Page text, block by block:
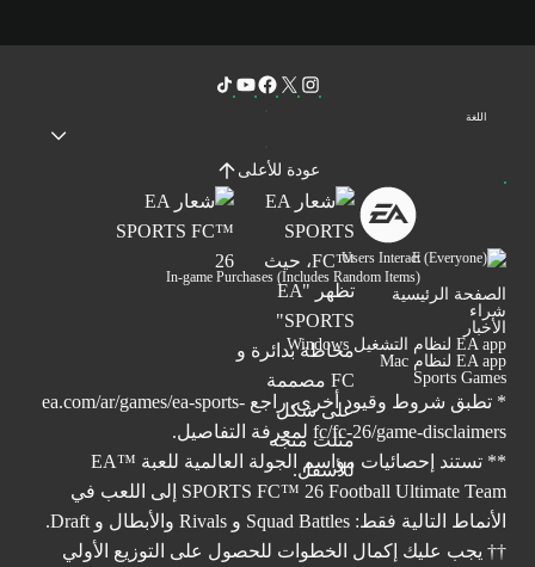
اللغة
عودة للأعلى
Users Interact
In-game Purchases (Includes Random Items)
الصفحة الرئيسية
شراء
الأخبار
EA app لنظام التشغيل Windows
EA app لنظام Mac
Sports Games
* تطبق شروط وقيود أخرى. راجع ea.com/ar/games/ea-sports-
fc/fc-26/game-disclaimers لمعرفة التفاصيل.
** تستند إحصائيات مواسم الجولة العالمية للعبة ™EA
SPORTS FC™ 26 Football Ultimate Team إلى اللعب في
الأنماط التالية فقط: Squad Battles و Rivals والأبطال و Draft.
†† يجب عليك إكمال الخطوات للحصول على التوزيع الأولي